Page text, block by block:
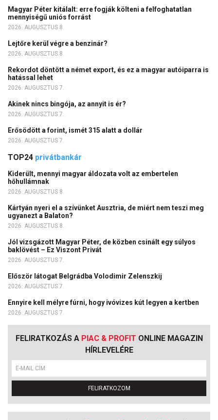
Magyar Péter kitálalt: erre fogják költeni a felfoghatatlan
mennyiségű uniós forrást
2026. AUGUSZTUS 8.
Lejtőre kerül végre a benzinár?
2026. AUGUSZTUS 8.
Rekordot döntött a német export, és ez a magyar autóiparra is
hatással lehet
2026. AUGUSZTUS 7.
Akinek nincs bingója, az annyit is ér?
2026. AUGUSZTUS 7.
Erősödött a forint, ismét 315 alatt a dollár
2026. AUGUSZTUS 7.
TOP24 privátbankár
Kiderült, mennyi magyar áldozata volt az embertelen
hőhullámnak
2026. AUGUSZTUS 8.
Kártyán nyeri el a szívünket Ausztria, de miért nem teszi meg
ugyanezt a Balaton?
2026. AUGUSZTUS 8.
Jól vizsgázott Magyar Péter, de közben csinált egy súlyos
baklövést – Ez Viszont Privát
2026. AUGUSZTUS 7.
Először látogat Belgrádba Volodimir Zelenszkij
2026. AUGUSZTUS 7.
Ennyire kell mélyre fúrni, hogy ivóvizes kút legyen a kertben
2026. AUGUSZTUS 7.
FELIRATKOZÁS A PIAC & PROFIT ONLINE MAGAZIN
HÍRLEVELÉRE
FELIRATKOZOM